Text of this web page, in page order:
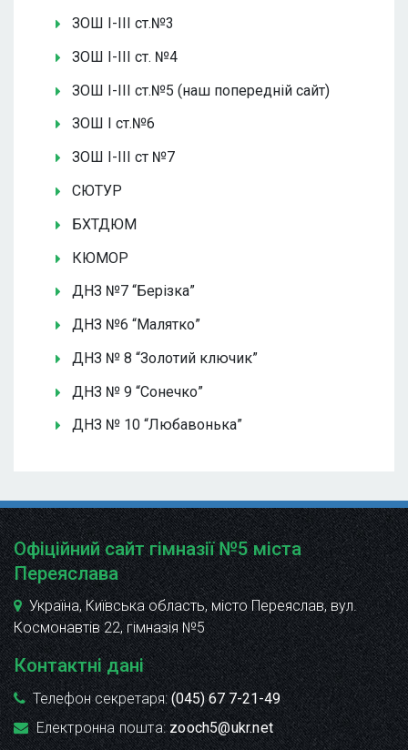
ЗОШ І-ІІІ ст.№3
ЗОШ І-ІІІ ст. №4
ЗОШ І-ІІІ ст.№5 (наш попередній сайт)
ЗОШ І ст.№6
ЗОШ І-ІІІ ст №7
СЮТУР
БХТДЮМ
КЮМОР
ДНЗ №7 “Берізка”
ДНЗ №6 “Малятко”
ДНЗ № 8 “Золотий ключик”
ДНЗ № 9 “Сонечко”
ДНЗ № 10 “Любавонька”
Офіційний сайт гімназії №5 міста
Переяслава
Україна, Київська область, місто Переяслав, вул.
Космонавтів 22, гімназія №5
Контактні дані
Телефон секретаря:(045) 67 7-21-49
Електронна пошта:zooch5@ukr.net